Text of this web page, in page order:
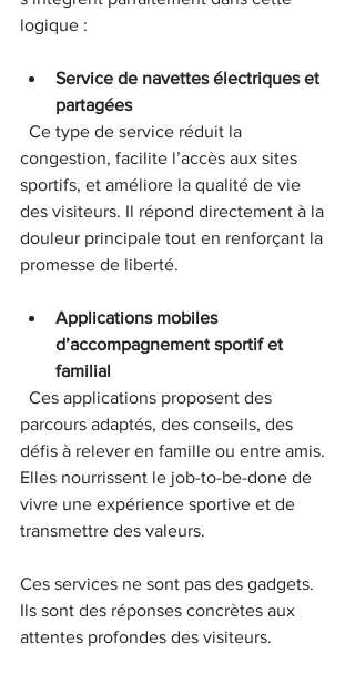
logique :
Service de navettes électriques et
partagées
congestion, facilite l’accès aux sites
sportifs, et améliore la qualité de vie
des visiteurs. Il répond directement à la
douleur principale tout en renforçant la
promesse de liberté.
Applications mobiles
d’accompagnement sportif et
familial
parcours adaptés, des conseils, des
défis à relever en famille ou entre amis.
Elles nourrissent le job-to-be-done de
vivre une expérience sportive et de
transmettre des valeurs.
Ces services ne sont pas des gadgets.
Ils sont des réponses concrètes aux
attentes profondes des visiteurs.